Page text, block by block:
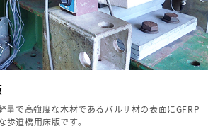
量で高強度な木材であるバルサ材の表面にGFRP
道橋用床版です。